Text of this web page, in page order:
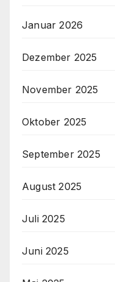
Januar 2026
Dezember 2025
November 2025
Oktober 2025
September 2025
August 2025
Juli 2025
Juni 2025